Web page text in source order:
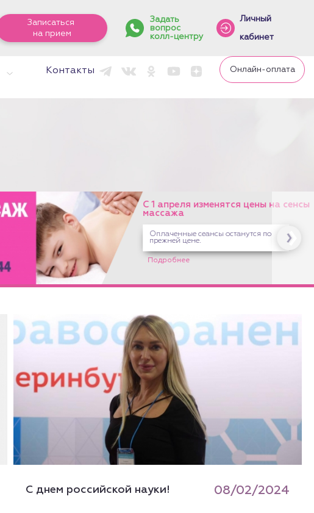
Записаться
на прием
Задать
вопрос
колл-центру
Личный
кабинет
Контакты Онлайн-оплата
С 1 апреля изменятся цены на сенсы
массажа
Оплаченные сеансы останутся по
прежней цене.
Подробнее
С днем российской науки! 08/02/2024